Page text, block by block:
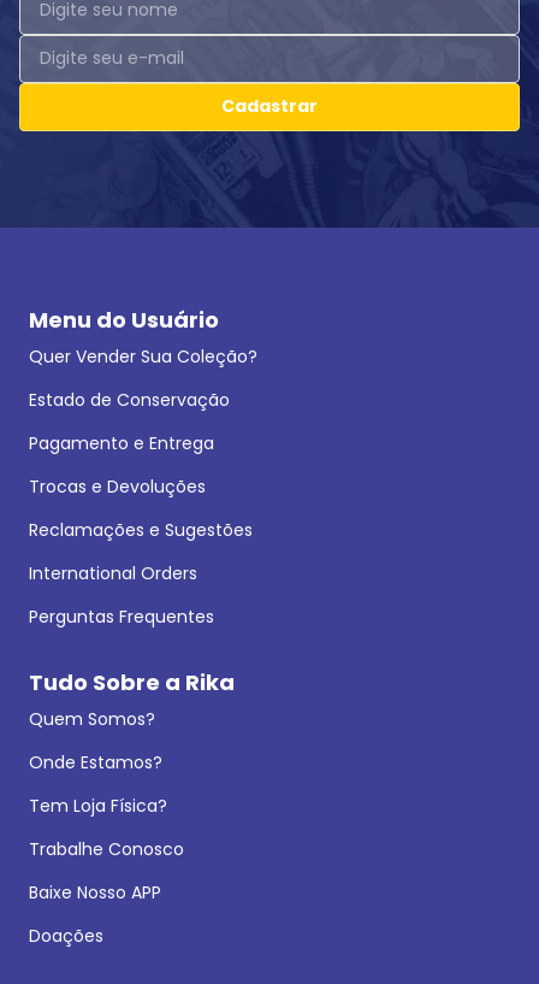
Cadastrar
Menu do Usuário
Quer Vender Sua Coleção?
Estado de Conservação
Pagamento e Entrega
Trocas e Devoluções
Reclamações e Sugestões
International Orders
Perguntas Frequentes
Tudo Sobre a Rika
Quem Somos?
Onde Estamos?
Tem Loja Física?
Trabalhe Conosco
Baixe Nosso APP
Doações